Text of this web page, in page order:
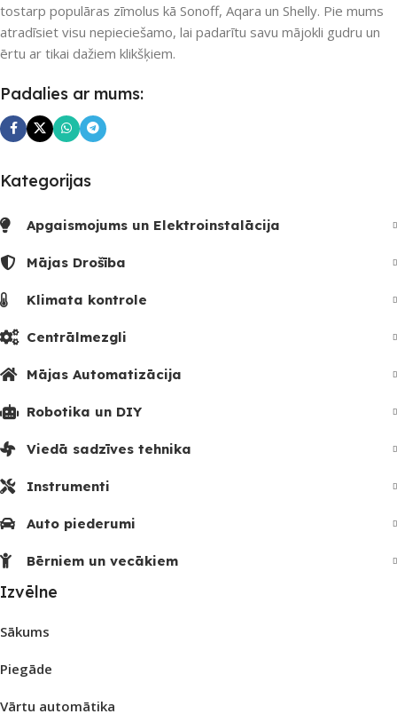
SKAITS
Nē
tostarp populāras zīmolus kā Sonoff, Aqara un Shelly. Pie mums
atradīsiet visu nepieciešamo, lai padarītu savu mājokli gudru un
ērtu ar tikai dažiem klikšķiem.
Padalies ar mums:
Kategorijas
Apgaismojums un Elektroinstalācija
Mājas Drošība
Klimata kontrole
Centrālmezgli
Mājas Automatizācija
Robotika un DIY
Viedā sadzīves tehnika
Instrumenti
Auto piederumi
Bērniem un vecākiem
Izvēlne
Sākums
Piegāde
Vārtu automātika